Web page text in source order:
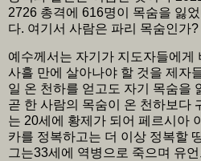
2726 총격에 616명이 목숨을 잃
다. 여기서 사람은 파리 목숨인가?
예수께서는 자기가 지도자들에게
사흘 만에 살아나야 할 것을 제자
일 온 천하를 얻고도 자기 목숨을
곧 한 사람의 목숨이 온 천하보다
는 20세에 황제가 되어 페르시아
카를 정복하고는 더 이상 정복할
그는33세에 역병으로 죽으며 유